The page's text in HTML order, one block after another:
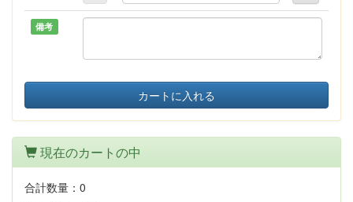
備考
カートに入れる
現在のカートの中
合計数量： 0